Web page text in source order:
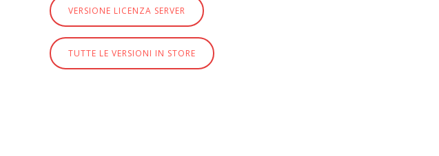
VERSIONE LICENZA SERVER
TUTTE LE VERSIONI IN STORE